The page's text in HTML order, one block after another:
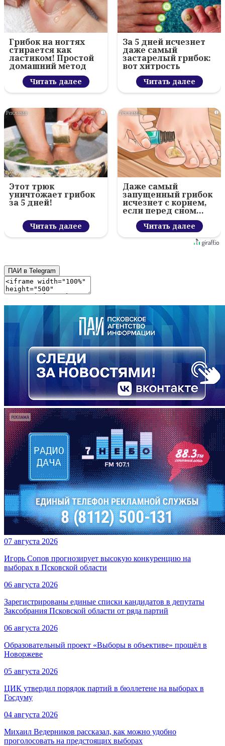
Грибок на ногтях
стирается как
ластиком! Простой
домашний метод
Читать далее
За 5 дней исчезнет
даже самый
застарелый грибок:
вот хитрость
Читать далее
i
Этот трюк
уничтожает грибок
за 5 дней!
Читать далее
i
Даже самый
запущенный грибок
исчезнет с корнем,
если перед сном…
Читать далее
ПАИ в Telegram
07 августа 2026
Игорь Сопов прогнозирует высокую конкуренцию на
выборах в Псковской области
06 августа 2026
Зарегистрированы единые списки кандидатов в депутаты
Заксобрания Псковской области от ряда партий
06 августа 2026
Образовательный проект «Выборы в объективе» прошёл в
Новоржеве
05 августа 2026
ЦИК утвердил порядок партий в бюллетене на выборах в
Госдуму
04 августа 2026
Михаил Ведерников рассказал, как можно удобно
проголосовать на предстоящих выборах